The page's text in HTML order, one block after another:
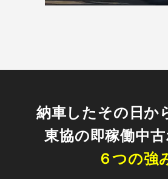
納車したその日か
東協の即稼働中
６つの強